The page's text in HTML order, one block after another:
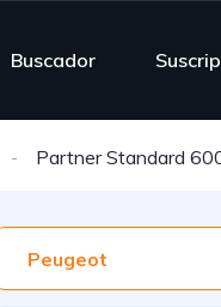
Buscador
Partner Standard
Peugeot